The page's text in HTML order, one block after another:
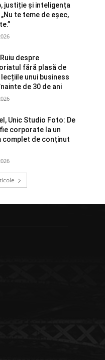
justiție și inteligența
te teme de eșec,
despre
fără plasă de
unui business
de 30 de ani
Unic Studio Foto: De
corporate la un
complet de conținut